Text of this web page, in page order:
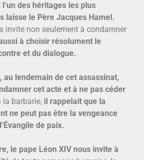
l’un des héritages les plus
laisse le Père Jacques Hamel.
invite non seulement à condamner
à choisir résolument le
et du dialogue.
au lendemain de cet assassinat,
cet acte et à ne pas céder
la barbarie, il rappelait que la
ne peut pas être la vengeance
de paix.
le pape Léon XIV nous invite à